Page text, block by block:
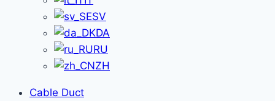
SV
DA
RU
ZH
Cable Duct